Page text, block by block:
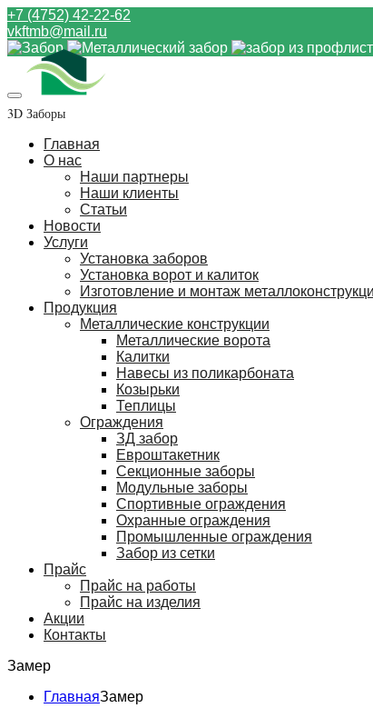
+7 (4752) 42-22-62
vkftmb@mail.ru
3D Заборы
Главная
О нас
Наши партнеры
Наши клиенты
Статьи
Новости
Услуги
Установка заборов
Установка ворот и калиток
Изготовление и монтаж
Продукция
Металлические конструкции
Металлические ворота
Калитки
Навесы из поликарбоната
Козырьки
Теплицы
Ограждения
ЗД забор
Евроштакетник
Секционные заборы
Модульные заборы
Спортивные ограждения
Охранные ограждения
Промышленные ограждения
Забор из сетки
Прайс
Прайс на работы
Прайс на изделия
Акции
Контакты
Замер
ГлавнаяЗамер